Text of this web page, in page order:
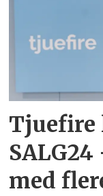
Tjuefire
med